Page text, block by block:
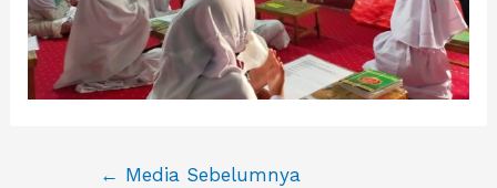
Navigasi
← Media Sebelumnya